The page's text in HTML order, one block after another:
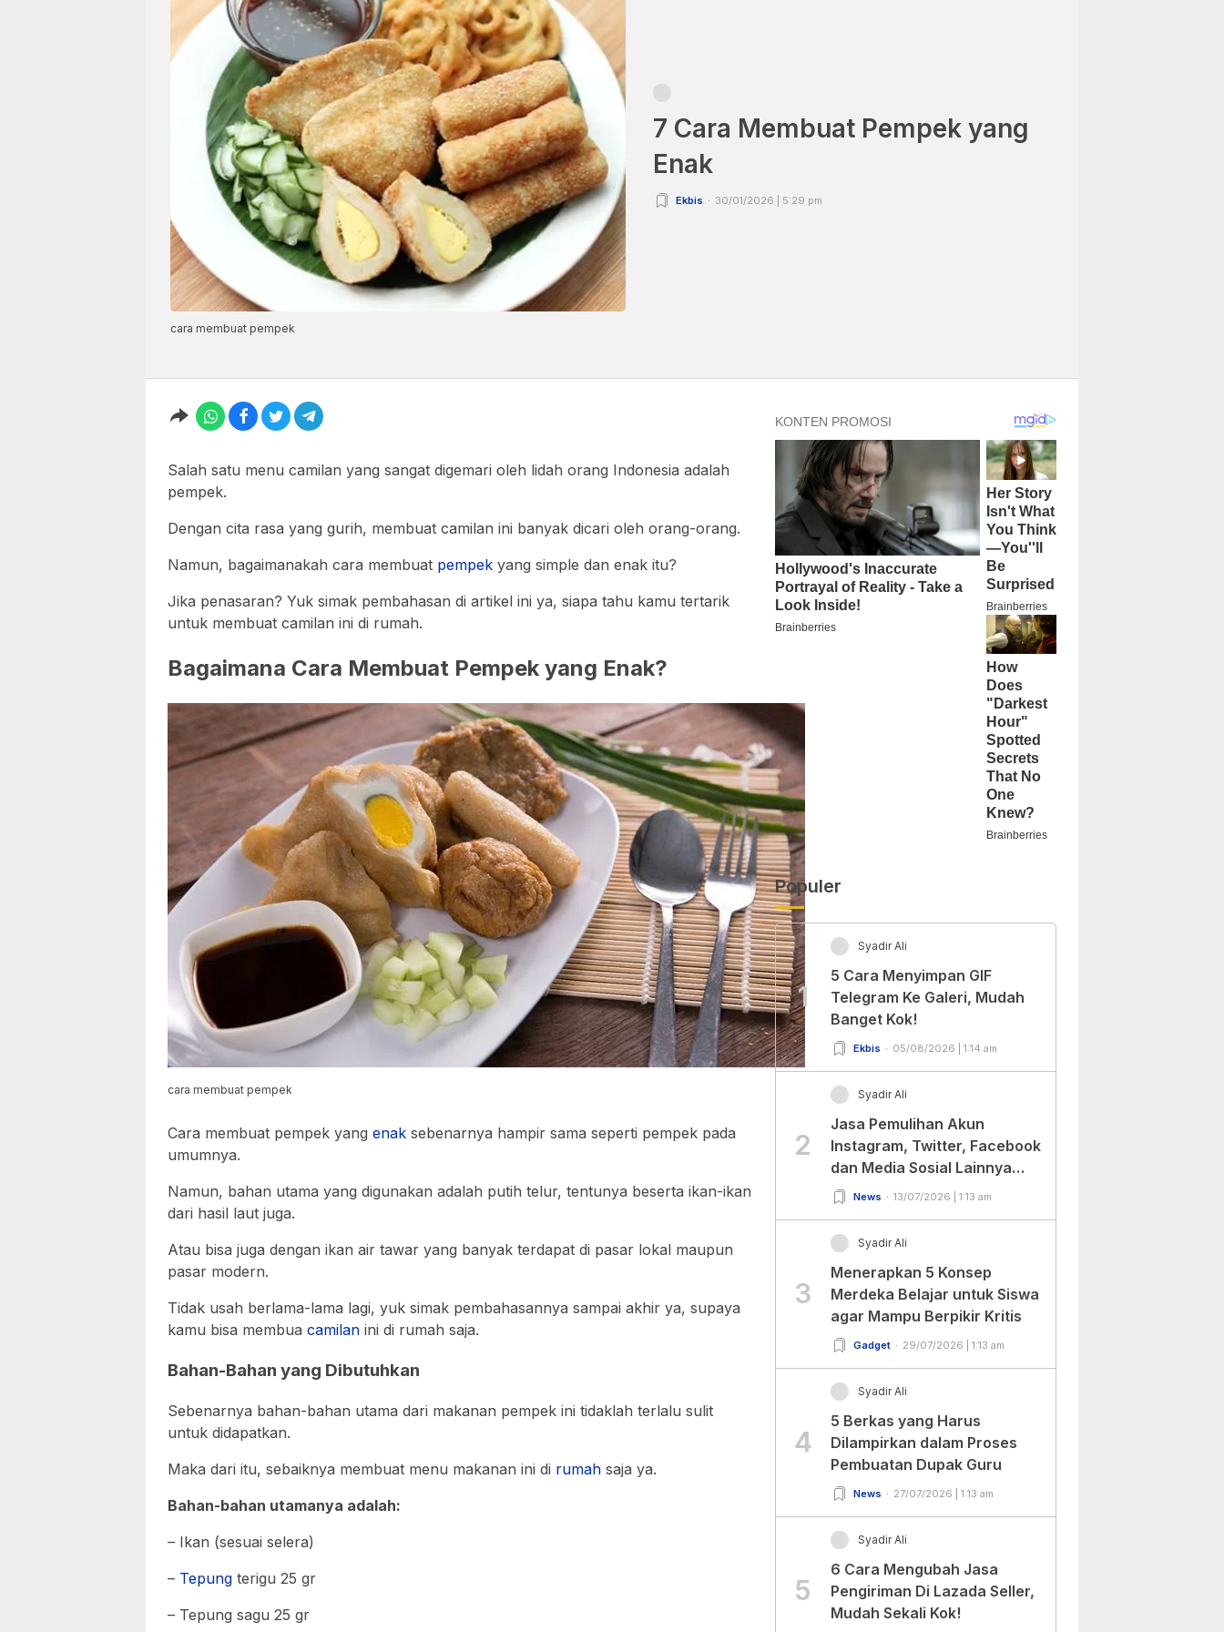
cara membuat pempek
7 Cara Membuat Pempek yang
Enak
Ekbis 30/01/2026 | 5:29 pm
Salah satu menu camilan yang sangat digemari oleh lidah orang Indonesia adalah
pempek.
Dengan cita rasa yang gurih, membuat camilan ini banyak dicari oleh orang-orang.
Namun, bagaimanakah cara membuat pempek yang simple dan enak itu?
Jika penasaran? Yuk simak pembahasan di artikel ini ya, siapa tahu kamu tertarik
untuk membuat camilan ini di rumah.
Bagaimana Cara Membuat Pempek yang Enak?
cara membuat pempek
Cara membuat pempek yang enak sebenarnya hampir sama seperti pempek pada
umumnya.
Namun, bahan utama yang digunakan adalah putih telur, tentunya beserta ikan-ikan
dari hasil laut juga.
Atau bisa juga dengan ikan air tawar yang banyak terdapat di pasar lokal maupun
pasar modern.
Tidak usah berlama-lama lagi, yuk simak pembahasannya sampai akhir ya, supaya
kamu bisa membua camilan ini di rumah saja.
Bahan-Bahan yang Dibutuhkan
Sebenarnya bahan-bahan utama dari makanan pempek ini tidaklah terlalu sulit
untuk didapatkan.
Maka dari itu, sebaiknya membuat menu makanan ini di rumah saja ya.
Bahan-bahan utamanya adalah:
– Ikan (sesuai selera)
– Tepung terigu 25 gr
– Tepung sagu 25 gr
Populer
1
Syadir Ali
5 Cara Menyimpan GIF
Telegram Ke Galeri, Mudah
Banget Kok!
Ekbis 05/08/2026 | 1:14 am
2
Syadir Ali
Jasa Pemulihan Akun
Instagram, Twitter, Facebook
dan Media Sosial Lainnya
(Update Terbaru 2022)
News 13/07/2026 | 1:13 am
3
Syadir Ali
Menerapkan 5 Konsep
Merdeka Belajar untuk Siswa
agar Mampu Berpikir Kritis
Gadget 29/07/2026 | 1:13 am
4
Syadir Ali
5 Berkas yang Harus
Dilampirkan dalam Proses
Pembuatan Dupak Guru
News 27/07/2026 | 1:13 am
5
Syadir Ali
6 Cara Mengubah Jasa
Pengiriman Di Lazada Seller,
Mudah Sekali Kok!